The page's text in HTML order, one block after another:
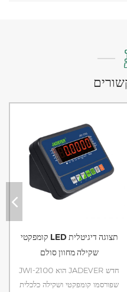
קומפקטי LED תצוגה דיגיטלית
שקילה מחוון סולם
JWI-2100 הוא JADEVER חדש
שפורסמו קומפקטי ושקילה כלכלית